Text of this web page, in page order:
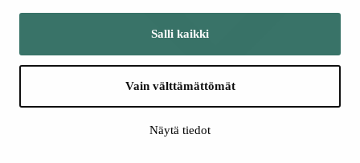
Salli kaikki
Vain välttämättömät
Näytä tiedot